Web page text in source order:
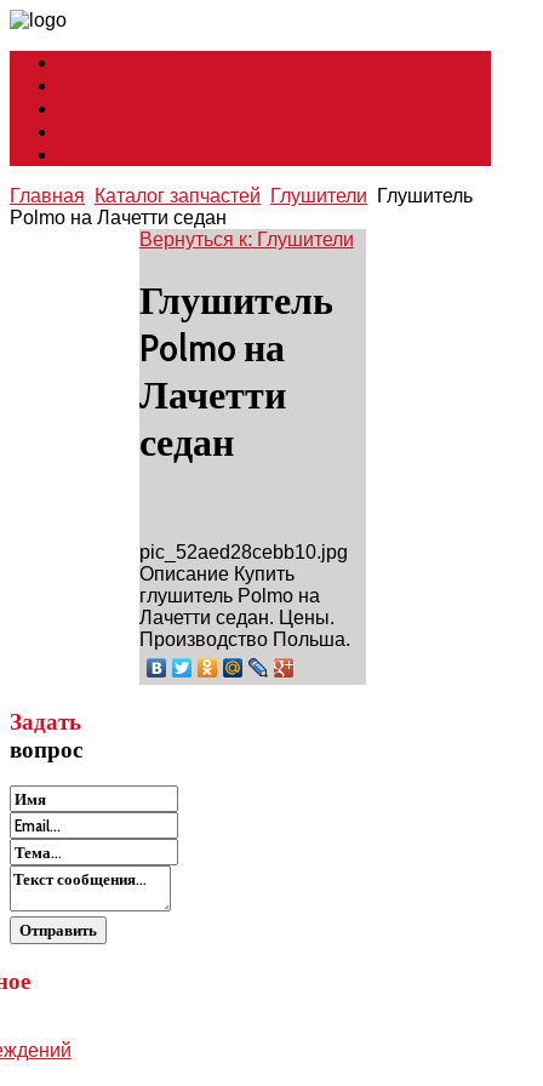
Главная Каталог запчастей Глушители
Глушитель
Polmo на Лачетти седан
Вернуться к: Глушители
Глушитель
Polmo на
Лачетти
седан
pic_52aed28cebb10.jpg
ОписаниеКупить
глушитель Polmo на
Лачетти седан. Цены.
Производство Польша.
Задать
вопрос